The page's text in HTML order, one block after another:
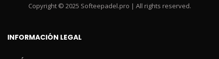
Copyright © 2025 Softeepadel.pro | All rights reserved.
INFORMACIÓN LEGAL